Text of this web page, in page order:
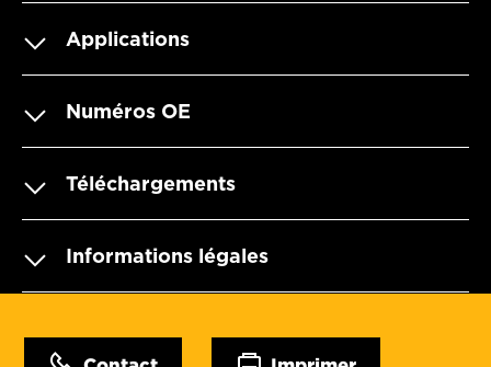
Applications
Numéros OE
Téléchargements
Informations légales